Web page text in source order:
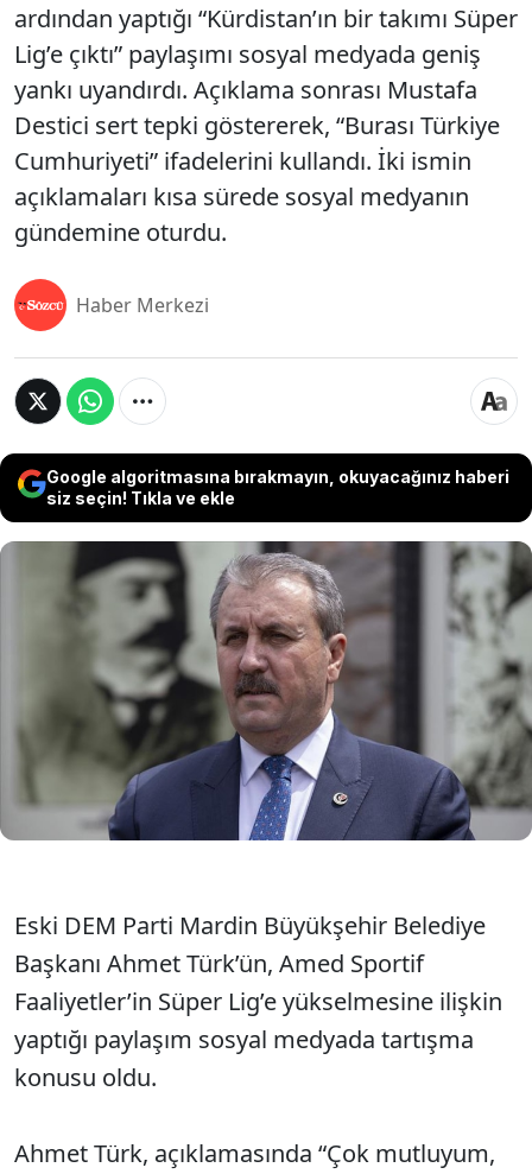
ardından yaptığı “Kürdistan’ın bir takımı Süper
Lig’e çıktı” paylaşımı sosyal medyada geniş
yankı uyandırdı. Açıklama sonrası Mustafa
Destici sert tepki göstererek, “Burası Türkiye
Cumhuriyeti” ifadelerini kullandı. İki ismin
açıklamaları kısa sürede sosyal medyanın
gündemine oturdu.
Haber Merkezi
Google algoritmasına bırakmayın, okuyacağınız haberi
siz seçin! Tıkla ve ekle
Eski DEM Parti Mardin Büyükşehir Belediye Başkanı
Ahmet Türk’ün, Amed Sportif Faaliyetler’in Süper
Lig’e yükselmesinin ardından yaptığı “Kürdistan’ın
bir takımı Süper Lig’e çıktı” paylaşımı sosyal
medyada geniş yankı uyandırdı. Açıklama sonrası
Mustafa Destici sert tepki göstererek, “Burası
Türkiye Cumhuriyeti” ifadelerini kullandı. İki ismin
açıklamaları kısa sürede sosyal medyanın
gündemine oturdu.
Eski DEM Parti Mardin Büyükşehir Belediye
Başkanı Ahmet Türk’ün, Amed Sportif
Faaliyetler’in Süper Lig’e yükselmesine ilişkin
yaptığı paylaşım sosyal medyada tartışma
konusu oldu.
Ahmet Türk, açıklamasında “Çok mutluyum,